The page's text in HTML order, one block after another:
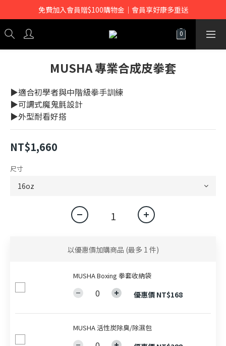
免費加入會員贈$100購物金｜會員享好康多重送
MUSHA 專業合成皮拳套
▶適合初學者與中階級拳手訓練
▶可調式魔鬼氈設計
▶外型耐看好搭
NT$1,660
尺寸
以優惠價加購商品 (最多 1 件)
MUSHA Boxing 拳套收納袋
優惠價 NT$168
MUSHA 活性炭除臭/除濕包